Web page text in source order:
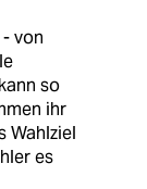
von
so
ihr
Wahlziel
es